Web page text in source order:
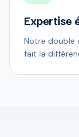
Expertise
Notre double
fait la